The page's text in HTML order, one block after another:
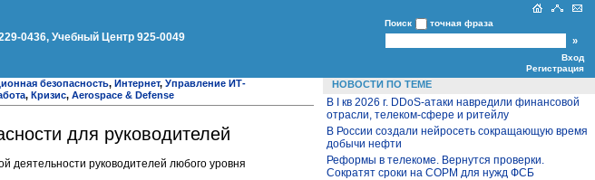
0436, Учебный Центр 925-0049
Поиск точная фраза
Вход
Регистрация
безопасность, Интернет, Управление ИТ-
, Кризис, Aerospace & Defense
для руководителей
деятельности руководителей любого уровня
НОВОСТИ ПО ТЕМЕ
В I кв 2026 г. DDoS-атаки навредили финансовой
отрасли, телеком-сфере и ритейлу
В России создали нейросеть сокращающую время
добычи нефти
Реформы в телекоме. Вернутся проверки.
Сократят сроки на СОРМ для нужд ФСБ